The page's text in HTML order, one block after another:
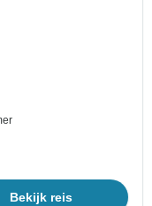
Bekijk reis